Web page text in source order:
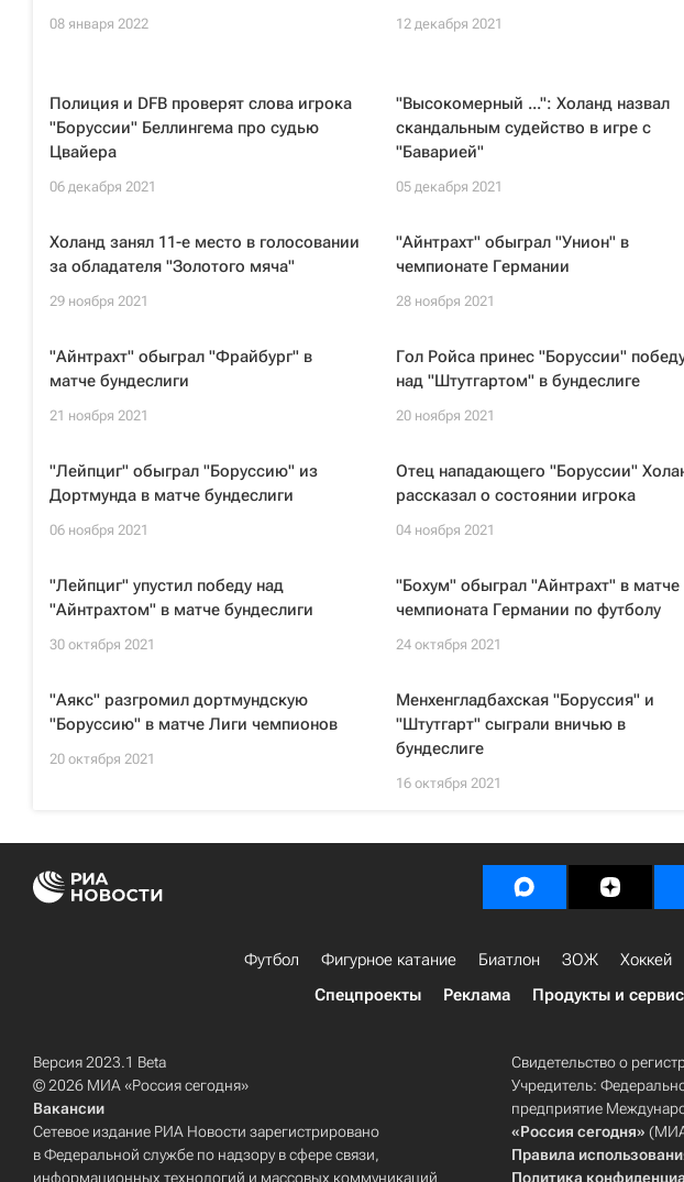
08 января 2022 12 декабря 2021
Полиция и DFB проверят слова игрока
"Боруссии" Беллингема про судью
Цвайера
06 декабря 2021
"Высокомерный ...": Холанд назвал
скандальным судейство в игре с
"Баварией"
05 декабря 2021
Холанд занял 11-е место в голосовании
за обладателя "Золотого мяча"
29 ноября 2021
"Айнтрахт" обыграл "Унион" в
чемпионате Германии
28 ноября 2021
"Айнтрахт" обыграл "Фрайбург" в
матче бундеслиги
21 ноября 2021
Гол Ройса принес "Боруссии"
над "Штутгартом" в бундеслиге
20 ноября 2021
"Лейпциг" обыграл "Боруссию" из
Дортмунда в матче бундеслиги
06 ноября 2021
Отец нападающего "Боруссии"
рассказал о состоянии игрока
04 ноября 2021
"Лейпциг" упустил победу над
"Айнтрахтом" в матче бундеслиги
30 октября 2021
"Бохум" обыграл "Айнтрахт" в матче
чемпионата Германии по футболу
24 октября 2021
"Аякс" разгромил дортмундскую
"Боруссию" в матче Лиги чемпионов
20 октября 2021
Менхенгладбахская "Боруссия" и
"Штутгарт" сыграли вничью в
бундеслиге
16 октября 2021
Футбол Фигурное катание Биатлон ЗОЖ Хоккей
Спецпроекты
Реклама Продукты и
Версия 2023.1 Beta
© 2026 МИА «Россия сегодня»
Вакансии
Сетевое издание РИА Новости зарегистрировано
в Федеральной службе по надзору в сфере связи,
информационных технологий и массовых коммуникаций
Свидетельство о
Учредитель:
предприятие
«Россия сегодня» (МИА
Правила
Политика